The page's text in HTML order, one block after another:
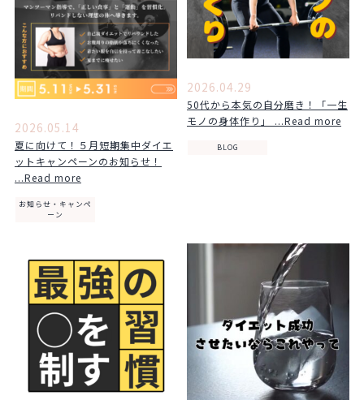
2026.05.14
夏に向けて！５月短期集中ダイエ
ットキャンペーンのお知らせ！
...Read more
お知らせ・キャンペ
ーン
2026.04.29
50代から本気の自分磨き！「一生
モノの身体作り」 ...Read more
BLOG